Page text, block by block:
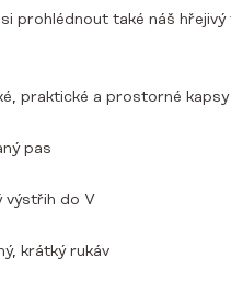
prohlédnout také náš hřejivý
praktické a prostorné kapsy
pas
výstřih do V
krátký rukáv